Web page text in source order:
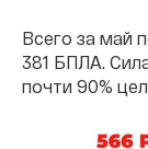
Всего за май
381 БПЛА.
почти 90%